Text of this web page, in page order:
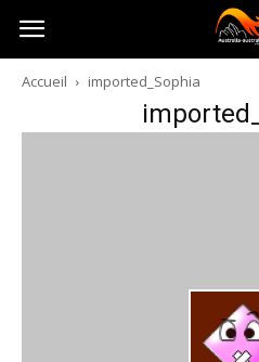
Australia-
australie.com
Accueil imported_Sophia